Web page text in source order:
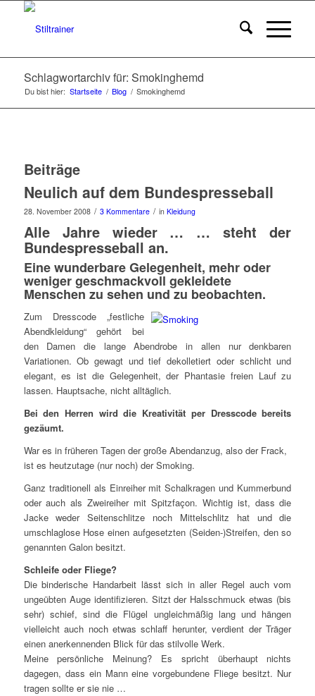
Schlagwortarchiv für: Smokinghemd
Du bist hier: Startseite / Blog / Smokinghemd
Beiträge
Neulich auf dem Bundespresseball
28. November 2008 / 3 Kommentare / in Kleidung
Alle Jahre wieder … … steht der
Bundespresseball an.
Eine wunderbare Gelegenheit, mehr oder
weniger geschmackvoll gekleidete
Menschen zu sehen und zu beobachten.
Zum Dresscode „festliche
Abendkleidung“ gehört bei
den Damen die lange Abendrobe in allen nur denkbaren
Variationen. Ob gewagt und tief dekolletiert oder schlicht und
elegant, es ist die Gelegenheit, der Phantasie freien Lauf zu
lassen. Hauptsache, nicht alltäglich.
Bei den Herren wird die Kreativität per Dresscode bereits
gezäumt.
War es in früheren Tagen der große Abendanzug, also der Frack,
ist es heutzutage (nur noch) der Smoking.
Ganz traditionell als Einreiher mit Schalkragen und Kummerbund
oder auch als Zweireiher mit Spitzfaçon. Wichtig ist, dass die
Jacke weder Seitenschlitze noch Mittelschlitz hat und die
umschlaglose Hose einen aufgesetzten (Seiden-)Streifen, den so
genannten Galon besitzt.
Schleife oder Fliege?
Die binderische Handarbeit lässt sich in aller Regel auch vom
ungeübten Auge identifizieren. Sitzt der Halsschmuck etwas (bis
sehr) schief, sind die Flügel ungleichmäßig lang und hängen
vielleicht auch noch etwas schlaff herunter, verdient der Träger
einen anerkennenden Blick für das stilvolle Werk.
Meine persönliche Meinung? Es spricht überhaupt nichts
dagegen, dass ein Mann eine vorgebundene Fliege besitzt. Nur
tragen sollte er sie nie …